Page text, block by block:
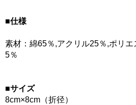
■仕様
素材：綿65％,アクリル25％,ポリ
5％
■サイズ
8cm×8cm（折径）